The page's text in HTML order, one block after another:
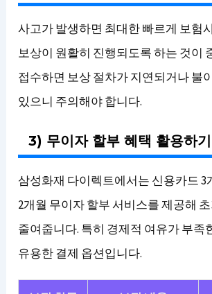
사고가 발생하면 최대한 빠르게 보험
보상이 원활히 진행되도록 하는 것이
접수하면 보상 절차가 지연되거나 불
있으니 주의해야 합니다.
3) 무이자 할부 혜택 활용하기
삼성화재 다이렉트에서는 신용카드 3
2개월 무이자 할부 서비스를 제공해
줄여줍니다. 특히 경제적 여유가 부족
유용한 결제 옵션입니다.